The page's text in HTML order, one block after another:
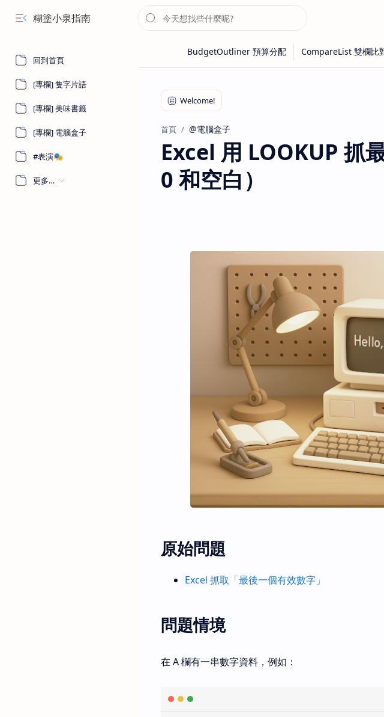
糊塗小泉指南
回到首頁
[專欄] 隻字片語
[專欄] 美味書籤
[專欄] 電腦盒子
#表演🎭
更多…
首頁 @電腦盒子
Excel 用 LOOKUP 抓
0 和空白）
原始問題
Excel 抓取「最後一個有效數字」
問題情境
在 A 欄有一串數字資料，例如：